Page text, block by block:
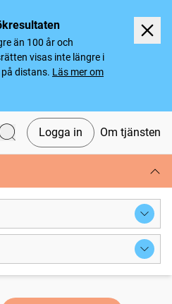
än 100 år och
visas inte längre i
distans. Läs mer om
Logga in Om tjänsten